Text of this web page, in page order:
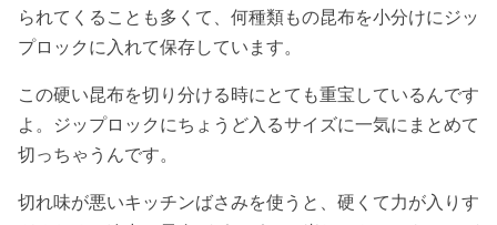
られてくることも多くて、何種類もの昆布を小分けにジッ
プロックに入れて保存しています。
この硬い昆布を切り分ける時にとても重宝しているんです
よ。ジップロックにちょうど入るサイズに一気にまとめて
切っちゃうんです。
切れ味が悪いキッチンばさみを使うと、硬くて力が入りす